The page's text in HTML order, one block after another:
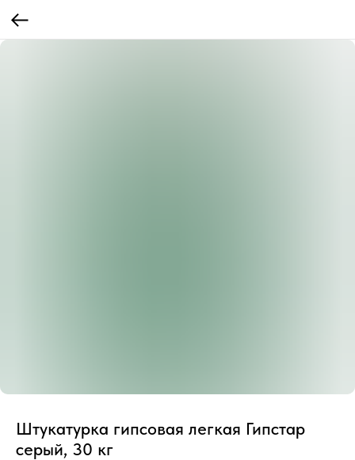
Штукатурка гипсовая легкая Гипстар
серый, 30 кг